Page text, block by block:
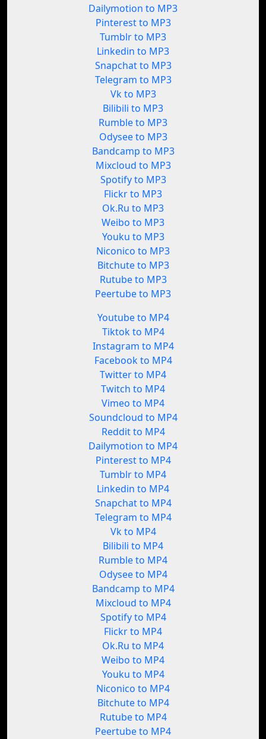
Dailymotion to MP3
Pinterest to MP3
Tumblr to MP3
Linkedin to MP3
Snapchat to MP3
Telegram to MP3
Vk to MP3
Bilibili to MP3
Rumble to MP3
Odysee to MP3
Bandcamp to MP3
Mixcloud to MP3
Spotify to MP3
Flickr to MP3
Ok.Ru to MP3
Weibo to MP3
Youku to MP3
Niconico to MP3
Bitchute to MP3
Rutube to MP3
Peertube to MP3
Youtube to MP4
Tiktok to MP4
Instagram to MP4
Facebook to MP4
Twitter to MP4
Twitch to MP4
Vimeo to MP4
Soundcloud to MP4
Reddit to MP4
Dailymotion to MP4
Pinterest to MP4
Tumblr to MP4
Linkedin to MP4
Snapchat to MP4
Telegram to MP4
Vk to MP4
Bilibili to MP4
Rumble to MP4
Odysee to MP4
Bandcamp to MP4
Mixcloud to MP4
Spotify to MP4
Flickr to MP4
Ok.Ru to MP4
Weibo to MP4
Youku to MP4
Niconico to MP4
Bitchute to MP4
Rutube to MP4
Peertube to MP4